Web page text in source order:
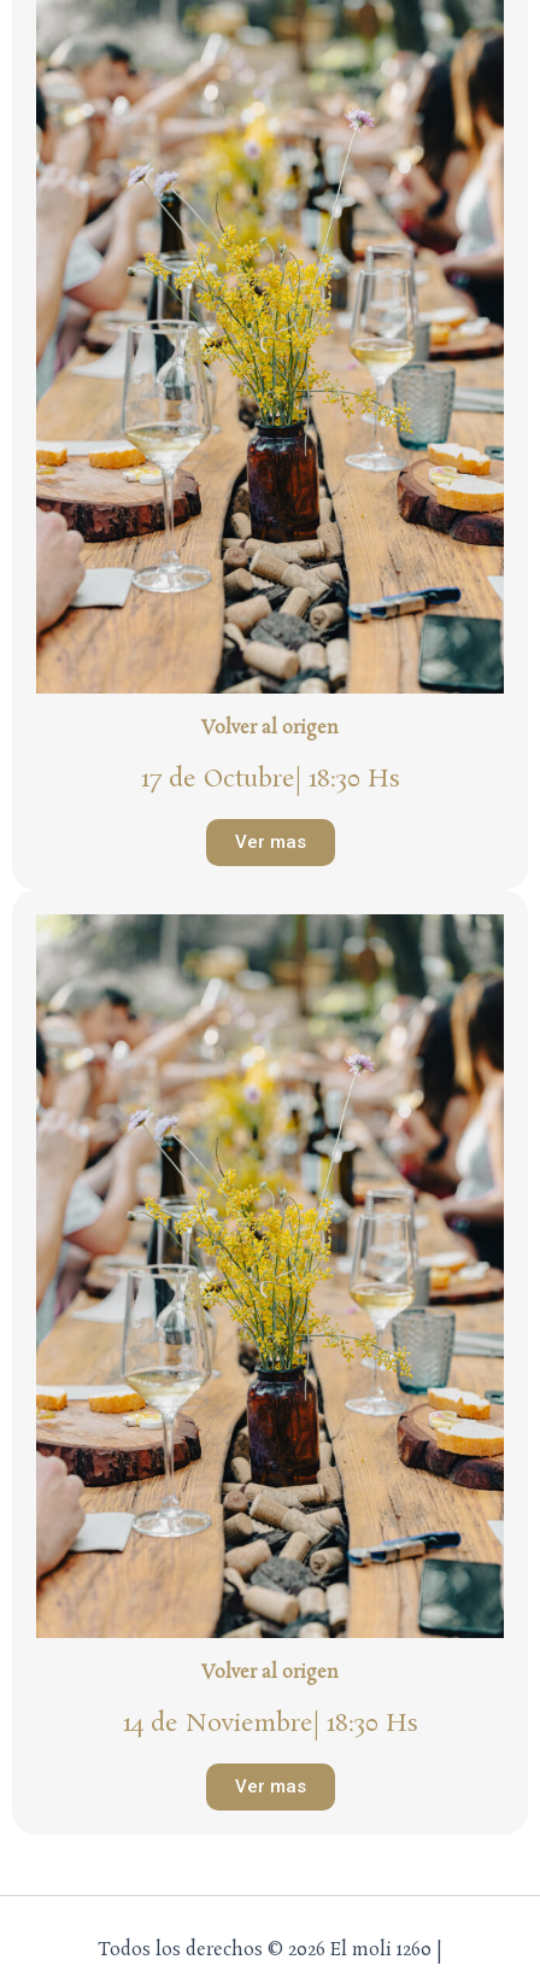
Volver al origen
17 de Octubre| 18:30 Hs
Ver mas
Volver al origen
14 de Noviembre| 18:30 Hs
Ver mas
Todos los derechos © 2026 El moli 1260 |